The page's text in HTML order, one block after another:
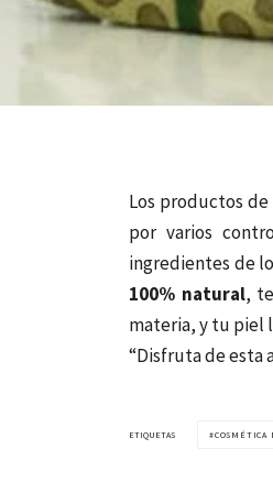
Los productos de
por varios
ingredientes de
100% natural,
materia, y tu piel
“Disfruta de esta
ETIQUETAS COSMÉTICA